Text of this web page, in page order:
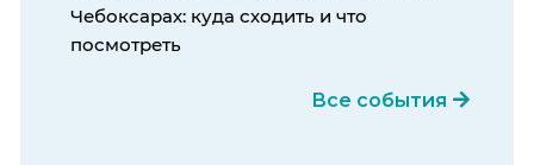
Чебоксарах: куда сходить и что
посмотреть
Все события